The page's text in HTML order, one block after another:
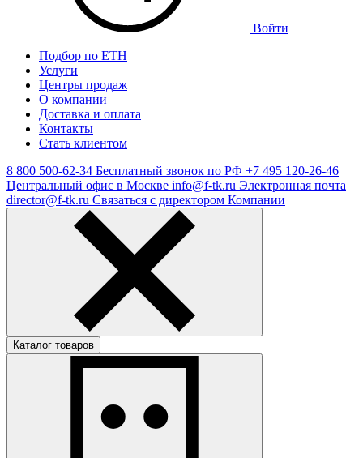
Войти
Подбор по ЕТН
Услуги
Центры продаж
О компании
Доставка и оплата
Контакты
Стать клиентом
8 800 500-62-34 Бесплатный звонок по РФ +7 495 120-26-46
Центральный офис в Москве info@f-tk.ru Электронная почта
director@f-tk.ru Связаться с директором Компании
Каталог товаров